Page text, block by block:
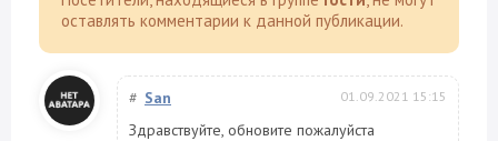
оставлять комментарии к данной публикации.
# San 01.09.2021 15:15
Здравствуйте, обновите пожалуйста